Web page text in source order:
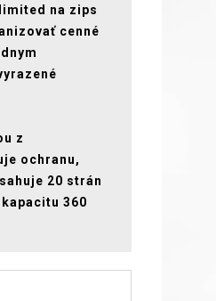
na zips
cenné
z
ochranu,
20 strán
360